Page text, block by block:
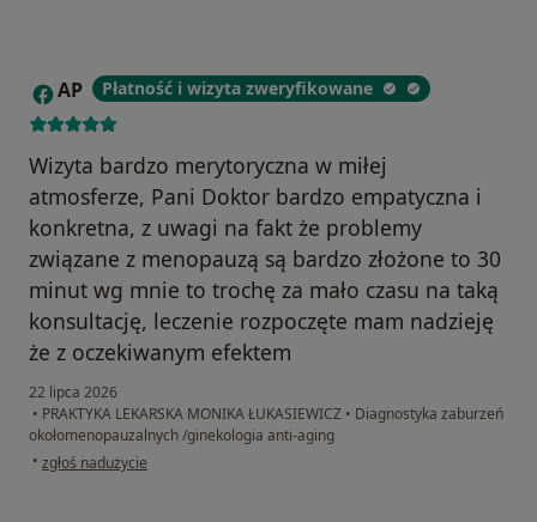
A AP Płatność i wizyta zweryfikowane
Wizyta bardzo merytoryczna w miłej
atmosferze, Pani Doktor bardzo empatyczna i
konkretna, z uwagi na fakt że problemy
związane z menopauzą są bardzo złożone to 30
minut wg mnie to trochę za mało czasu na taką
konsultację, leczenie rozpoczęte mam nadzieję
że z oczekiwanym efektem
22 lipca 2026
• PRAKTYKA LEKARSKA MONIKA ŁUKASIEWICZ • Diagnostyka zaburzeń
okołomenopauzalnych /ginekologia anti-aging
• w opinii użytkownika AP
zgłoś nadużycie